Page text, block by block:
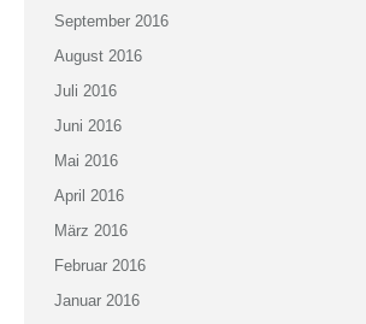
September 2016
August 2016
Juli 2016
Juni 2016
Mai 2016
April 2016
März 2016
Februar 2016
Januar 2016